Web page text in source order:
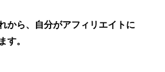
から、自分がアフィリエイトに
す。